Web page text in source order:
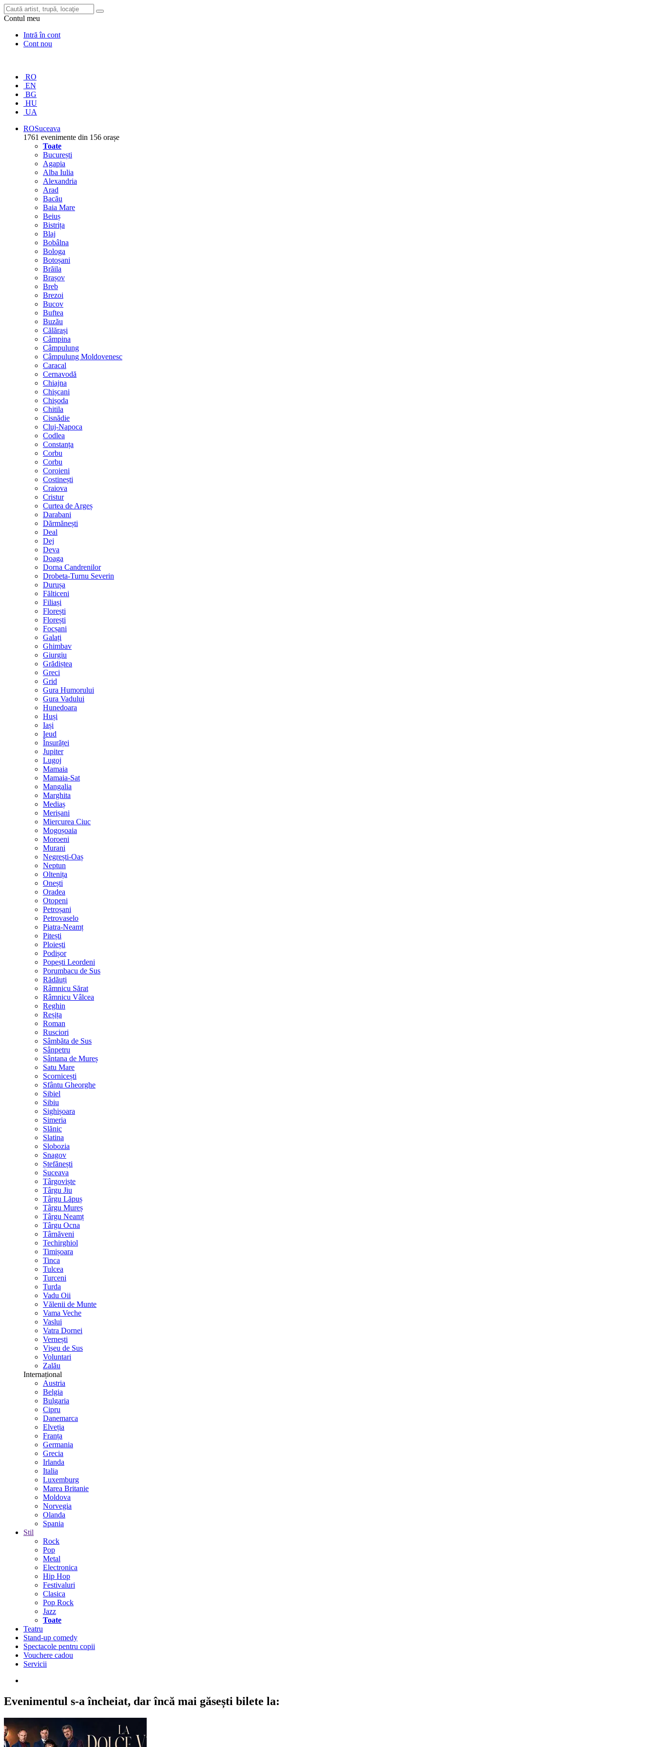
Contul meu
Intră în cont
Cont nou
RO
EN
BG
HU
UA
ROSuceava
1761 evenimente din 156 orașe
Toate
București
Agapia
Alba Iulia
Alexandria
Arad
Bacău
Baia Mare
Beiuș
Bistrița
Blaj
Bobâlna
Bologa
Botoșani
Brăila
Brașov
Breb
Brezoi
Bucov
Buftea
Buzău
Călărași
Câmpina
Câmpulung
Câmpulung Moldovenesc
Caracal
Cernavodă
Chiajna
Chișcani
Chișoda
Chitila
Cisnădie
Cluj-Napoca
Codlea
Constanța
Corbu
Corbu
Coroieni
Costinești
Craiova
Cristur
Curtea de Argeș
Darabani
Dărmănești
Deal
Dej
Deva
Doaga
Dorna Candrenilor
Drobeta-Turnu Severin
Durușa
Fălticeni
Filiași
Florești
Florești
Focșani
Galați
Ghimbav
Giurgiu
Grădiștea
Greci
Grid
Gura Humorului
Gura Vadului
Hunedoara
Huși
Iași
Ieud
Însurăței
Jupiter
Lugoj
Mamaia
Mamaia-Sat
Mangalia
Marghita
Mediaș
Merișani
Miercurea Ciuc
Mogoșoaia
Moroeni
Murani
Negrești-Oaș
Neptun
Oltenița
Onești
Oradea
Otopeni
Petroșani
Petrovaselo
Piatra-Neamț
Pitești
Ploiești
Podișor
Popești Leordeni
Porumbacu de Sus
Rădăuți
Râmnicu Sărat
Râmnicu Vâlcea
Reghin
Reșița
Roman
Rusciori
Sâmbăta de Sus
Sânpetru
Sântana de Mureș
Satu Mare
Scornicești
Sfântu Gheorghe
Sibiel
Sibiu
Sighișoara
Simeria
Slănic
Slatina
Slobozia
Snagov
Ștefănești
Suceava
Târgoviște
Târgu Jiu
Târgu Lăpuș
Târgu Mureș
Târgu Neamț
Târgu Ocna
Târnăveni
Techirghiol
Timișoara
Tinca
Tulcea
Turceni
Turda
Vadu Oii
Vălenii de Munte
Vama Veche
Vaslui
Vatra Dornei
Vernești
Vișeu de Sus
Voluntari
Zalău
Internațional
Austria
Belgia
Bulgaria
Cipru
Danemarca
Elveția
Franța
Germania
Grecia
Irlanda
Italia
Luxemburg
Marea Britanie
Moldova
Norvegia
Olanda
Spania
Stil
Rock
Pop
Metal
Electronica
Hip Hop
Festivaluri
Clasica
Pop Rock
Jazz
Toate
Teatru
Stand-up comedy
Spectacole pentru copii
Vouchere cadou
Servicii
Evenimentul s-a încheiat, dar încă mai găsești bilete la: